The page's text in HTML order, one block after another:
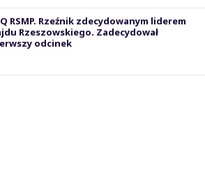
RSMP. Rzeźnik zdecydowanym liderem
Rzeszowskiego. Zadecydował
odcinek